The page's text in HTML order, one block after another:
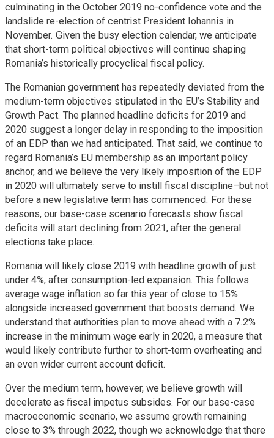
culminating in the October 2019 no-confidence vote and the
landslide re-election of centrist President Iohannis in
November. Given the busy election calendar, we anticipate
that short-term political objectives will continue shaping
Romania’s historically procyclical fiscal policy.
The Romanian government has repeatedly deviated from the
medium-term objectives stipulated in the EU’s Stability and
Growth Pact. The planned headline deficits for 2019 and
2020 suggest a longer delay in responding to the imposition
of an EDP than we had anticipated. That said, we continue to
regard Romania’s EU membership as an important policy
anchor, and we believe the very likely imposition of the EDP
in 2020 will ultimately serve to instill fiscal discipline–but not
before a new legislative term has commenced. For these
reasons, our base-case scenario forecasts show fiscal
deficits will start declining from 2021, after the general
elections take place.
Romania will likely close 2019 with headline growth of just
under 4%, after consumption-led expansion. This follows
average wage inflation so far this year of close to 15%
alongside increased government that boosts demand. We
understand that authorities plan to move ahead with a 7.2%
increase in the minimum wage early in 2020, a measure that
would likely contribute further to short-term overheating and
an even wider current account deficit.
Over the medium term, however, we believe growth will
decelerate as fiscal impetus subsides. For our base-case
macroeconomic scenario, we assume growth remaining
close to 3% through 2022, though we acknowledge that there